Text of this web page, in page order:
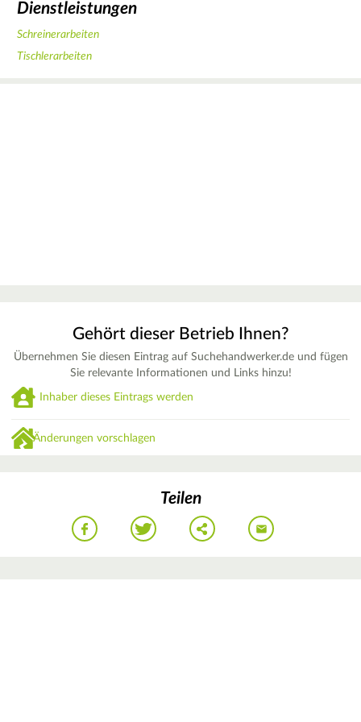
Dienstleistungen
Schreinerarbeiten
Tischlerarbeiten
Gehört dieser Betrieb Ihnen?
Übernehmen Sie diesen Eintrag auf Suchehandwerker.de und fügen
Sie relevante Informationen und Links hinzu!
Inhaber dieses Eintrags werden
Änderungen vorschlagen
Teilen